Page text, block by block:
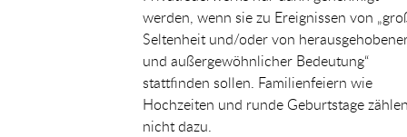
werden, wenn sie zu Ereignissen von
Seltenheit und/oder von
und außergewöhnlicher Bedeutung“
stattfinden sollen. Familienfeiern wie
Hochzeiten und runde Geburtstage zählen
nicht dazu.